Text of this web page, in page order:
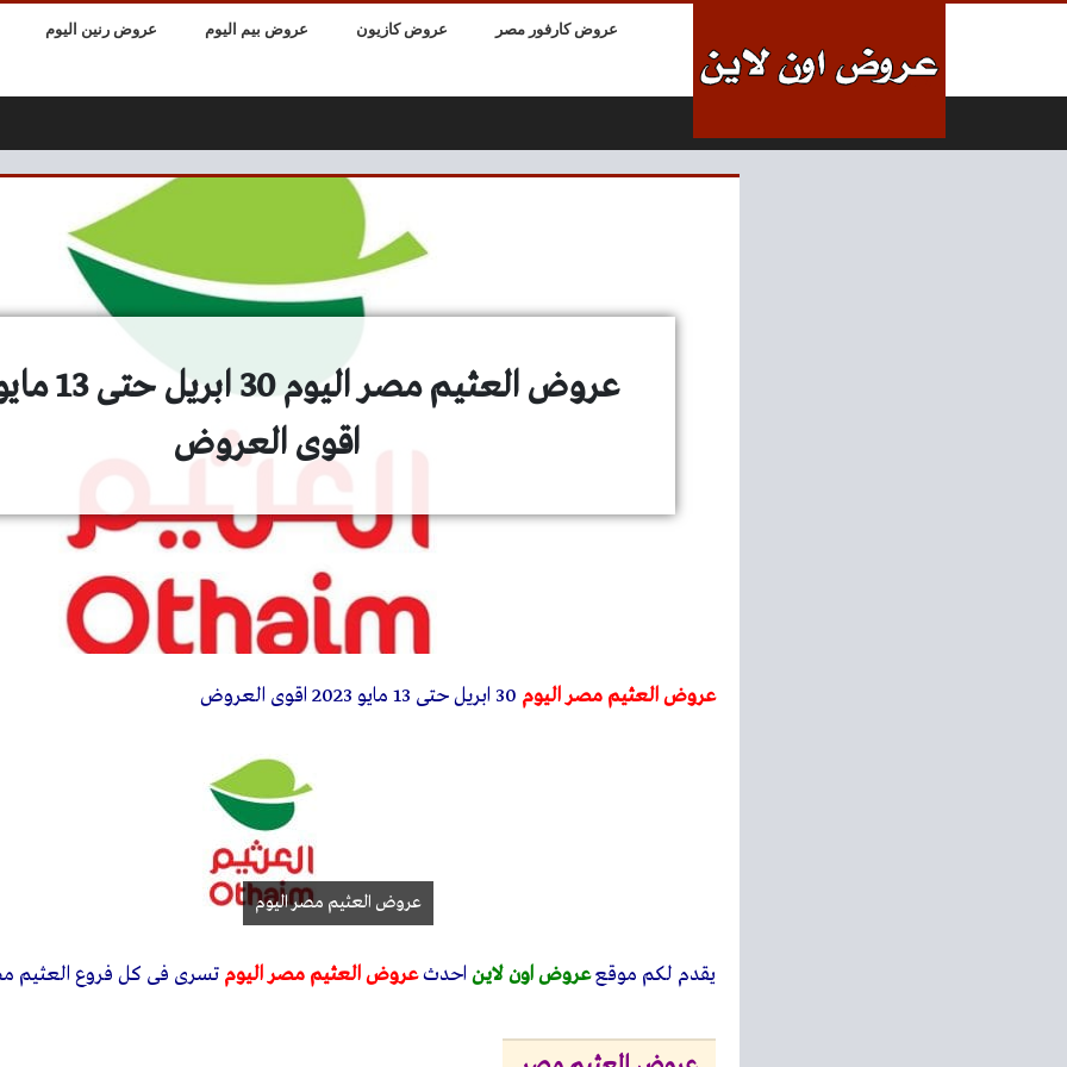
عروض كارفور مصر عروض كازيون عروض بيم اليوم عروض رنين اليوم
اقوى العروض
عروض العثيم مصر اليوم
عروض العثيم مصر اليوم
يقدم لكم موقععروض اون لاين احدثعروض العثيم مصر اليوم تسرى فى كل فروع العثيم